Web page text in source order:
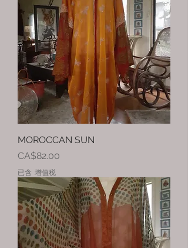
MOROCCAN SUN
價格
CA$82.00
已含 增值税